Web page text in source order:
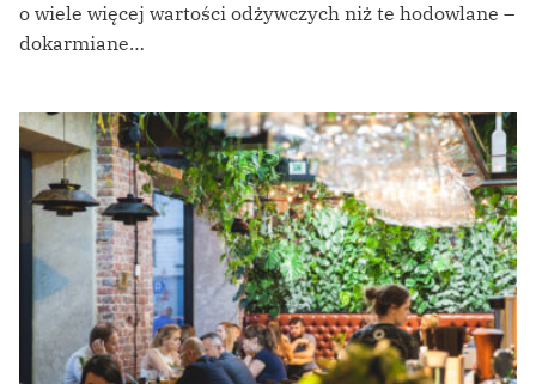
o wiele więcej wartości odżywczych niż te hodowlane –
dokarmiane…